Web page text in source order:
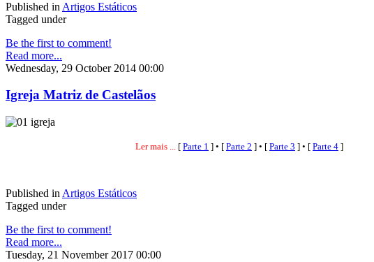
Published in Artigos Estáticos
Tagged under
Be the first to comment!
Read more...
Wednesday, 29 October 2014 00:00
Igreja Matriz de Castelãos
Ler mais ... [ Parte 1 ] • [ Parte 2 ] • [ Parte 3 ] • [ Parte 4 ]
Published in Artigos Estáticos
Tagged under
Be the first to comment!
Read more...
Tuesday, 21 November 2017 00:00